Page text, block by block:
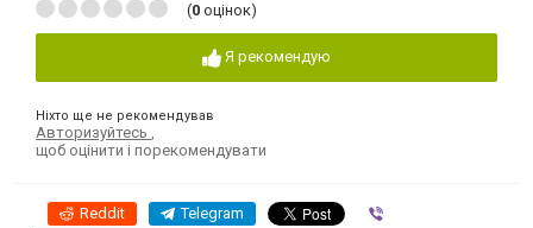
(0 оцінок)
Я рекомендую
Ніхто ще не рекомендував
Авторизуйтесь
щоб оцінити і порекомендувати
Reddit Telegram